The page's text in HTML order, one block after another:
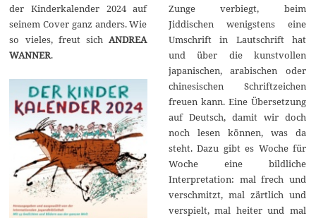
der Kinderkalender 2024 auf
seinem Cover ganz anders. Wie
so vieles, freut sich ANDREA
WANNER.
Zunge verbiegt, beim
Jiddischen wenigstens eine
Umschrift in Lautschrift hat
und über die kunstvollen
japanischen, arabischen oder
chinesischen Schriftzeichen
freuen kann. Eine Übersetzung
auf Deutsch, damit wir doch
noch lesen können, was da
steht. Dazu gibt es Woche für
Woche eine bildliche
Interpretation: mal frech und
verschmitzt, mal zärtlich und
verspielt, mal heiter und mal